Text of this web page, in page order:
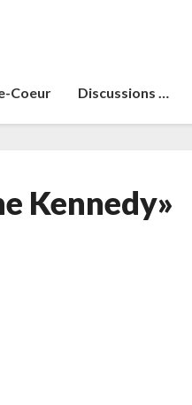
Coeur Discussions …
Kennedy»